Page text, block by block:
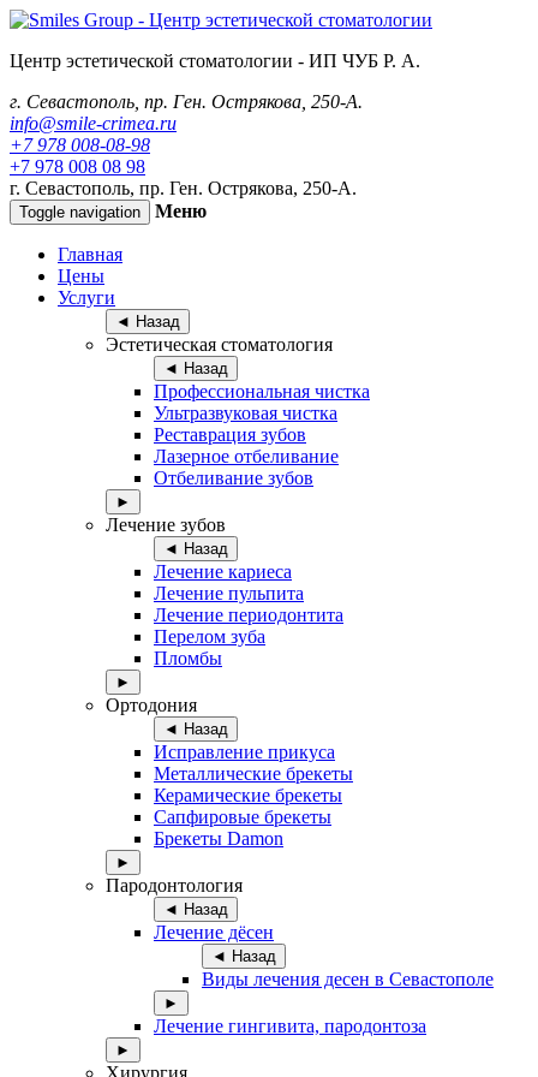
Центр эстетической стоматологии - ИП ЧУБ Р. А.
г. Севастополь, пр. Ген. Острякова, 250-А.
info@smile-crimea.ru
+7 978 008-08-98
+7 978 008 08 98
г. Севастополь, пр. Ген. Острякова, 250-А.
Toggle navigation Меню
Главная
Цены
Услуги
◄ Назад
Эстетическая стоматология
◄ Назад
Профессиональная чистка
Ультразвуковая чистка
Реставрация зубов
Лазерное отбеливание
Отбеливание зубов
►
Лечение зубов
◄ Назад
Лечение кариеса
Лечение пульпита
Лечение периодонтита
Перелом зуба
Пломбы
►
Ортодония
◄ Назад
Исправление прикуса
Металлические брекеты
Керамические брекеты
Сапфировые брекеты
Брекеты Damon
►
Пародонтология
◄ Назад
Лечение дёсен
◄ Назад
Виды лечения десен в Севастополе
►
Лечение гингивита, пародонтоза
►
Хирургия